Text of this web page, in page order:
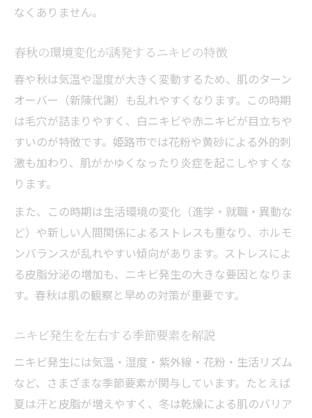
なくありません。
春秋の環境変化が誘発するニキビの特徴
春や秋は気温や湿度が大きく変動するため、肌のターン
オーバー（新陳代謝）も乱れやすくなります。この時期
は毛穴が詰まりやすく、白ニキビや赤ニキビが目立ちや
すいのが特徴です。姫路市では花粉や黄砂による外的刺
激も加わり、肌がかゆくなったり炎症を起こしやすくな
ります。
また、この時期は生活環境の変化（進学・就職・異動な
ど）や新しい人間関係によるストレスも重なり、ホルモ
ンバランスが乱れやすい傾向があります。ストレスによ
る皮脂分泌の増加も、ニキビ発生の大きな要因となりま
す。春秋は肌の観察と早めの対策が重要です。
ニキビ発生を左右する季節要素を解説
ニキビ発生には気温・湿度・紫外線・花粉・生活リズム
など、さまざまな季節要素が関与しています。たとえば
夏は汗と皮脂が増えやすく、冬は乾燥による肌のバリア